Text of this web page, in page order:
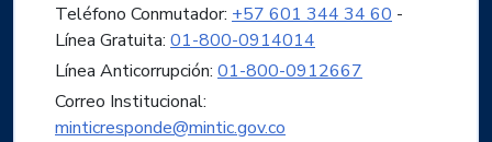
Teléfono Conmutador: +57 601 344 34 60 -
Línea Gratuita: 01-800-0914014
Línea Anticorrupción: 01-800-0912667
Correo Institucional:
minticresponde@mintic.gov.co